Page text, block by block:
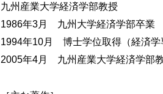
第5章 工業製品の生産
5‒2 生産組織の編成
5‒3 工業生産の時間構造
九州産業大学経済学部教授
1986年3月 九州大学経済学部卒業
1994年10月 博士学位取得（経済学
2005年4月 九州産業大学経済学部教